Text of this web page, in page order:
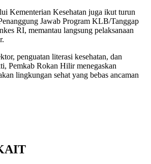
Kementerian Kesehatan juga ikut turun
Jawab Program KLB/Tanggap
RI, memantau langsung pelaksanaan
penguatan literasi kesehatan, dan
Pemkab Rokan Hilir menegaskan
lingkungan sehat yang bebas ancaman